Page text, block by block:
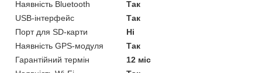
Наявність Bluetooth
Так
USB-інтерфейс
Так
Порт для SD-карти
Ні
Наявність GPS-модуля
Так
Гарантійний термін
12 міс